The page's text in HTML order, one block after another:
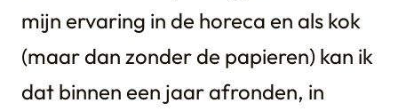
mijn ervaring in de horeca en als kok
(maar dan zonder de papieren) kan ik
dat binnen een jaar afronden, in